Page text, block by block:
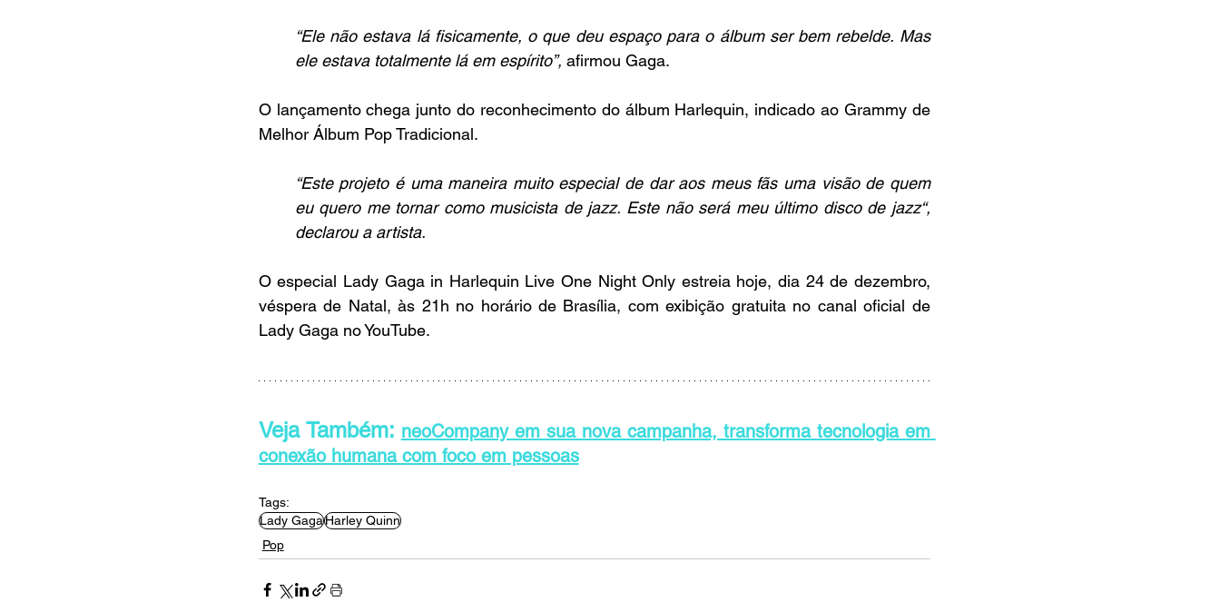
“Ele não estava lá fisicamente, o que deu espaço para o álbum ser bem rebelde. Mas
ele estava totalmente lá em espírito”, afirmou Gaga.
O lançamento chega junto do reconhecimento do álbum Harlequin, indicado ao Grammy de
Melhor Álbum Pop Tradicional.
“Este projeto é uma maneira muito especial de dar aos meus fãs uma visão de quem
eu quero me tornar como musicista de jazz. Este não será meu último disco de jazz“,
declarou a artista.
O especial Lady Gaga in Harlequin Live One Night Only estreia hoje, dia 24 de dezembro,
véspera de Natal, às 21h no horário de Brasília, com exibição gratuita no canal oficial de
Lady Gaga no YouTube.
Veja Também: neoCompany em sua nova campanha, transforma tecnologia em
conexão humana com foco em pessoas
Tags:
Lady GagaHarley Quinn
Pop